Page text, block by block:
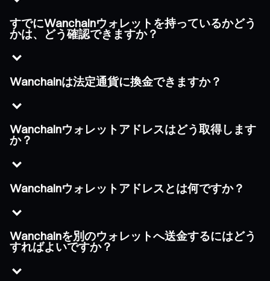
すでにWanchainウォレットを持っているかどう
かは、どう確認できますか？
Wanchainは法定通貨に換金できますか？
Wanchainウォレットアドレスはどう取得します
か？
Wanchainウォレットアドレスとは何ですか？
Wanchainを別のウォレットへ送金するにはどう
すればよいですか？